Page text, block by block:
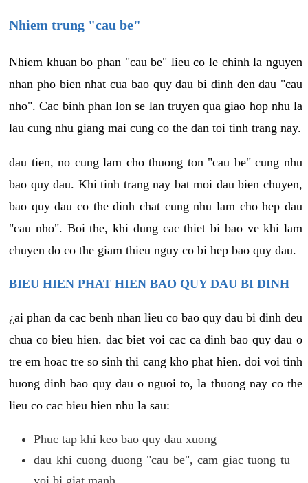
Nhiem trung "cau be"
Nhiem khuan bo phan "cau be" lieu co le chinh la nguyen
nhan pho bien nhat cua bao quy dau bi dinh den dau "cau
nho". Cac binh phan lon se lan truyen qua giao hop nhu la
lau cung nhu giang mai cung co the dan toi tinh trang nay.
dau tien, no cung lam cho thuong ton "cau be" cung nhu
bao quy dau. Khi tinh trang nay bat moi dau bien chuyen,
bao quy dau co the dinh chat cung nhu lam cho hep dau
"cau nho". Boi the, khi dung cac thiet bi bao ve khi lam
chuyen do co the giam thieu nguy co bi hep bao quy dau.
BIEU HIEN PHAT HIEN BAO QUY DAU BI DINH
¿ai phan da cac benh nhan lieu co bao quy dau bi dinh deu
chua co bieu hien. dac biet voi cac ca dinh bao quy dau o
tre em hoac tre so sinh thi cang kho phat hien. doi voi tinh
huong dinh bao quy dau o nguoi to, la thuong nay co the
lieu co cac bieu hien nhu la sau:
Phuc tap khi keo bao quy dau xuong
dau khi cuong duong "cau be", cam giac tuong tu